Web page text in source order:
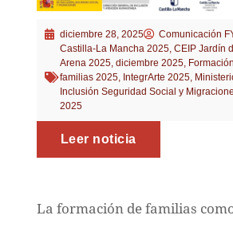
diciembre 28, 2025
Comunicación
Castilla-La Mancha 2025, CEIP Jardín
Arena 2025, diciembre 2025,
familias 2025, IntegrArte 2025,
Inclusión Seguridad Social y
2025
Leer noticia
La formación de familias